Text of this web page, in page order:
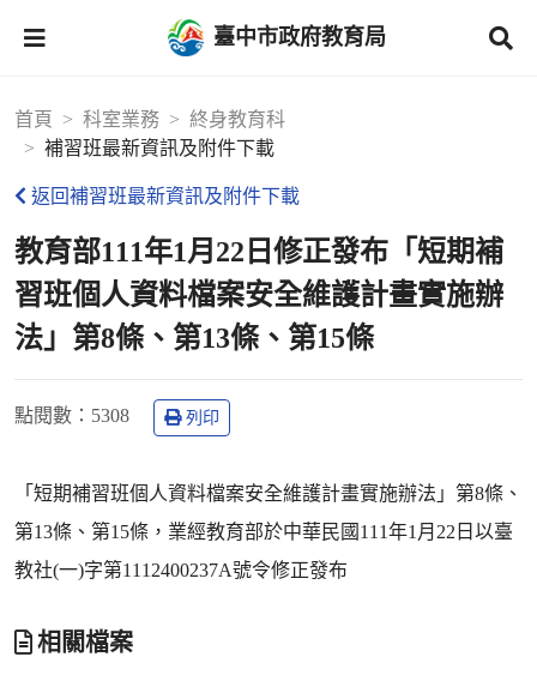
臺中市政府教育局
首頁 科室業務
終身教育科
補習班最新資訊及附件下載
返回補習班最新資訊及附件下載
教育部111年1月22日修正發布「短期補
習班個人資料檔案安全維護計畫實施辦
法」第8條、第13條、第15條
點閱數 ：5308 列印
「短期補習班個人資料檔案安全維護計畫實施辦法」第8條、
第13條、第15條，業經教育部於中華民國111年1月22日以臺
教社(一)字第1112400237A號令修正發布
相關檔案